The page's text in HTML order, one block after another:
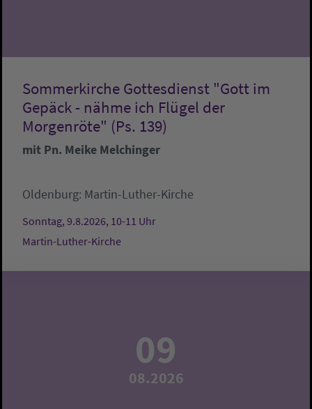
Sommerkirche Gottesdienst "Gott im
Gepäck - nähme ich Flügel der
Morgenröte" (Ps. 139)
mit Pn. Meike Melchinger
Oldenburg: Martin-Luther-Kirche
Sonntag, 9.8.2026, 10-11 Uhr
Martin-Luther-Kirche
09
08.2026